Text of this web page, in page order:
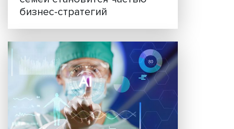
Новые инвестиции:
семей становится частью
бизнес-стратегий